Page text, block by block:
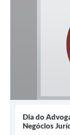
Dia do
Negócios